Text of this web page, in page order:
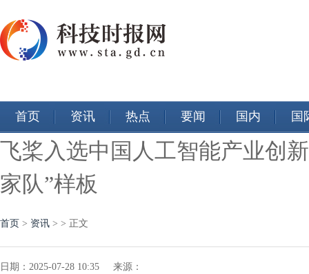
首页 资讯 热点 要闻 国内 国
飞桨入选中国人工智能产业创
家队”样板
首页 > 资讯 > > 正文
日期：2025-07-28 10:35 来源：